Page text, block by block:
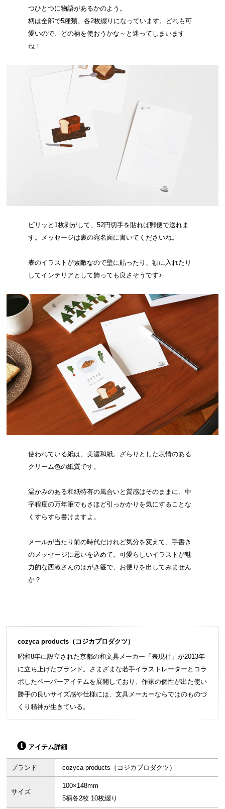
つひとつに物語があるかのよう。
柄は全部で5種類、各2枚綴りになっています。どれも可
愛いので、どの柄を使おうかな～と迷ってしまいます
ね！
ピリッと1枚剥がして、52円切手を貼れば郵便で送れま
す。メッセージは裏の宛名面に書いてくださいね。
表のイラストが素敵なので壁に貼ったり、額に入れたり
してインテリアとして飾っても良さそうです♪
使われている紙は、美濃和紙。ざらりとした表情のある
クリーム色の紙質です。
温かみのある和紙特有の風合いと質感はそのままに、中
字程度の万年筆でもさほど引っかかりを気にすることな
くすらすら書けますよ。
メールが当たり前の時代だけれど気分を変えて、手書き
のメッセージに思いを込めて。可愛らしいイラストが魅
力的な西淑さんのはがき箋で、お便りを出してみません
か？
cozyca products（コジカプロダクツ）
昭和8年に設立された京都の和文具メーカー「表現社」が2013年
に立ち上げたブランド。さまざまな若手イラストレーターとコラ
ボしたペーパーアイテムを展開しており、作家の個性が出た使い
勝手の良いサイズ感や仕様には、文具メーカーならではのものづ
くり精神が生きている。
アイテム詳細
ブランド cozyca products（コジカプロダクツ）
サイズ
100×148mm
5柄各2枚 10枚綴り